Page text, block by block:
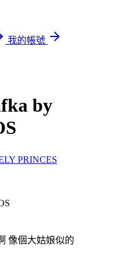
我的帳號
by
PRINCES
像個大姑娘似的